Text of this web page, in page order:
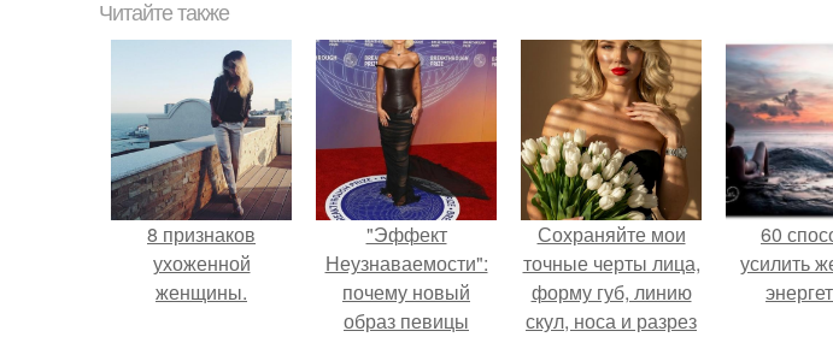
Читайте также
8 признаков
ухоженной
женщины.
"Эффект
Неузнаваемости":
почему новый
образ певицы
Сохраняйте мои
точные черты лица,
форму губ, линию
скул, носа и разрез
60
усилить